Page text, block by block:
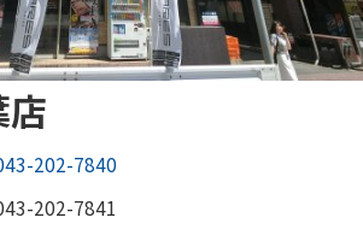
店
202-7840
202-7841